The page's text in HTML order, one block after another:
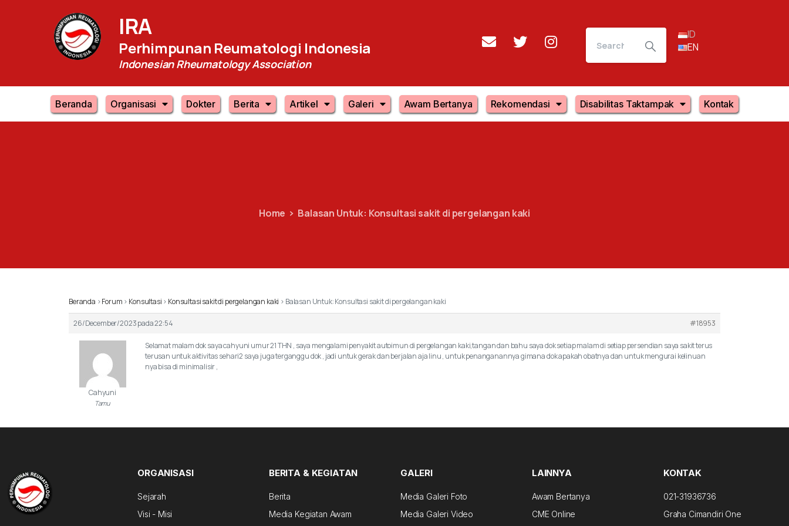
IRA
Perhimpunan Reumatologi Indonesia
Indonesian Rheumatology Association
ID
EN
Beranda Organisasi Dokter Berita Artikel Galeri Awam Bertanya Rekomendasi Disabilitas Taktampak Kontak
Home Balasan Untuk: Konsultasi sakit di pergelangan kaki
Beranda ›Forum › Konsultasi › Konsultasi sakit di pergelangan kaki › Balasan Untuk: Konsultasi sakit di pergelangan kaki
26/December/2023 pada 22:54 #18953
Cahyuni
Tamu
Selamat malam dok saya cahyuni umur 21 THN , saya mengalami penyakit autoimun di pergelangan kaki,tangan dan bahu saya dok setiap malam di setiap persendian saya sakit terus
terusan untuk aktivitas sehari2 saya juga terganggu dok , jadi untuk gerak dan berjalan aja linu , untuk penanganannya gimana dok apakah obatnya dan untuk mengurai kelinuan
nya bisa di minimalisir ,
ORGANISASI
Sejarah
Visi - Misi
BERITA & KEGIATAN
Berita
Media Kegiatan Awam
GALERI
Media Galeri Foto
Media Galeri Video
LAINNYA
Awam Bertanya
CME Online
KONTAK
021-31936736
Graha Cimandiri One